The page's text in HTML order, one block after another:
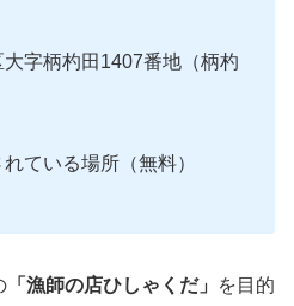
字柄杓田1407番地（柄杓
ている場所（無料）
「漁師の店ひしゃくだ」
を目的